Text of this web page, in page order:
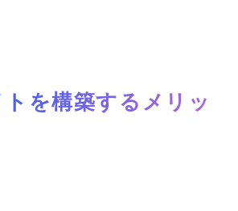
を構築するメリッ